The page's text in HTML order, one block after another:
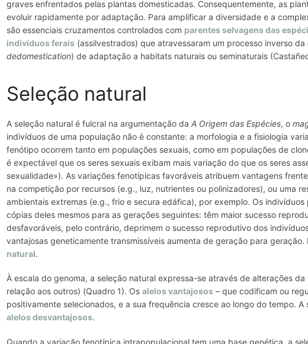
graves enfrentados pelas plantas domesticadas. Consequentemente, as
evoluir rapidamente por adaptação. Para amplificar a diversidade e a
são essenciais cruzamentos controlados com parentes selvagens das
indivíduos ferais (assilvestrados) que atravessaram um processo inverso
dedomestication) de adaptação a habitats naturais ou seminaturais
Seleção natural
A seleção natural é fulcral na argumentação daA Origem das Espécies, o
indivíduos de uma população não é constante: a morfologia e a fisiologia
fenótipo ocorrem tanto em populações sexuais, como em populações de
é expectável que os seres sexuais exibam mais variação do que os seres
sexualidade»). As variações fenotípicas favoráveis atribuem vantagens
na competição por recursos (e.g., luz, nutrientes ou polinizadores), ou uma
ambientais extremas (e.g., frio e secura edáfica), por exemplo. Os
cópias deles mesmos para as gerações seguintes: têm maior sucesso
desfavoráveis, pelo contrário, deprimem o sucesso reprodutivo dos
vantajosas geneticamente transmissíveis aumenta de geração para
natural.
À escala do genoma, a seleção natural expressa-se através de alterações da
relação aos outros) (Quadro 1). Osalelos vantajosos – que codificam ou
positivamente selecionados, e a sua frequência cresce ao longo do tempo.
alelos desvantajosos.
Quando a variação fenotípica intrapopulacional tem uma base genética, a